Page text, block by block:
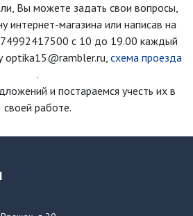
Вы можете задать свои вопросы,
интернет-магазина или написав на
с 10 до 19.00 каждый
optika15@rambler.ru, схема проезда
.
и постараемся учесть их в
своей работе.